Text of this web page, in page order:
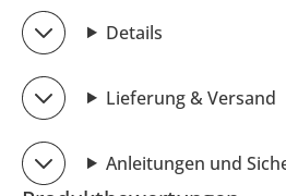
Details
Lieferung & Versand
Anleitungen und